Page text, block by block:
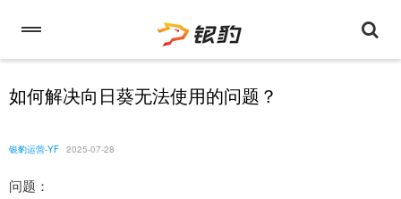
如何解决向日葵无法使用的问题？
银豹运营-YF 2025-07-28
问题：